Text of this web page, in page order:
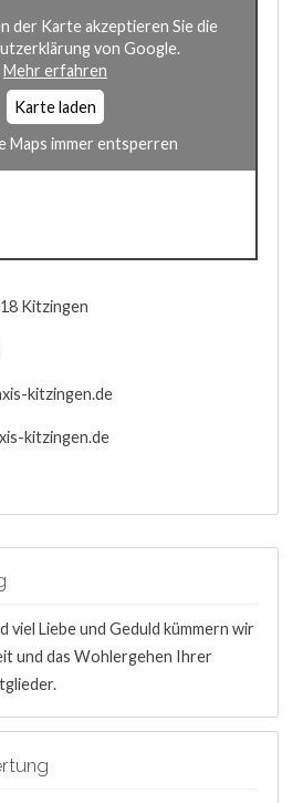
der Karte akzeptieren Sie die
von Google.
Mehr erfahren
Karte laden
Maps immer entsperren
Kitzingen
kitzingen.de
kitzingen.de
viel Liebe und Geduld kümmern wir
und das Wohlergehen Ihrer